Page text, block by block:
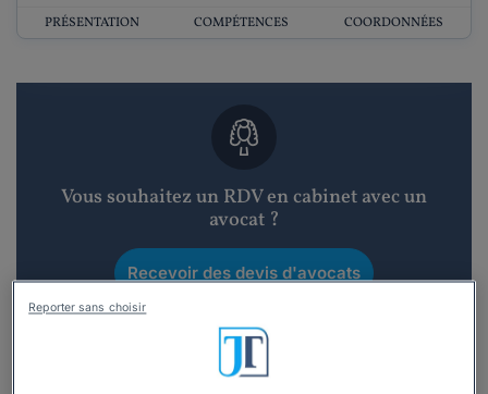
PRÉSENTATION COMPÉTENCES COORDONNÉES
Vous souhaitez un RDV en cabinet avec un
avocat ?
Recevoir des devis d'avocats
3 devis en 48h
Reporter sans choisir